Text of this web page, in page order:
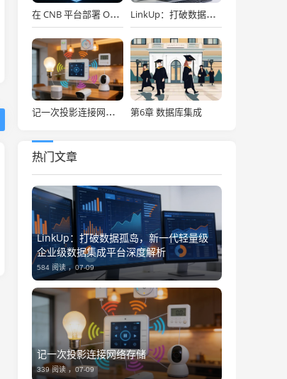
在 CNB 平台部署 OpenClaw，API Key 免费用，30秒搞定！ LinkUp：打破数据孤岛，新一代轻量级企业级数据集成平台深度解析
记一次投影连接网络存储 第6章 数据库集成
热门文章
LinkUp：打破数据孤岛，新一代轻量级
企业级数据集成平台深度解析
584 阅读 ，07-09
记一次投影连接网络存储
339 阅读 ，07-09